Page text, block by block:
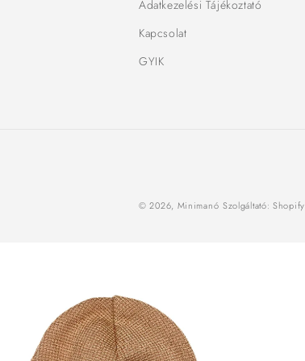
Adatkezelési Tájékoztató
Kapcsolat
GYIK
© 2026, Minimanó Szolgáltató: Shopify